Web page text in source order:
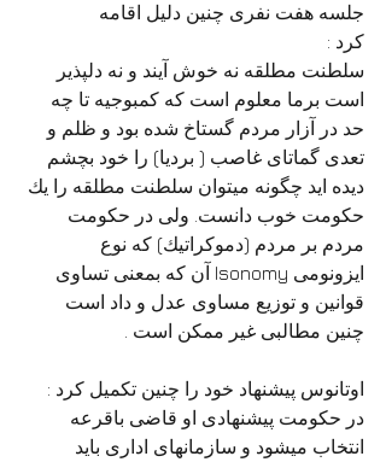
جلسه هفت نفری چنین دلیل اقامه
کرد :
سلطنت مطلقه نه خوش آیند و نه دلپذیر
است برما معلوم است که کمبوجیه تا چه
حد در آزار مردم گستاخ شده بود و ظلم و
تعدی گماتای غاصب ( بردیا) را خود بچشم
دیده اید چگونه میتوان سلطنت مطلقه را يك
حکومت خوب دانست. ولی در حکومت
مردم بر مردم (دموكراتيك) كه نوع
ایزونومی Isonomy آن که بمعنی تساوی
قوانین و توزیع مساوی عدل و داد است
چنین مطالبی غیر ممکن است .
اوتانوس پیشنهاد خود را چنین تکمیل کرد :
در حکومت پیشنهادی او قاضی باقرعه
انتخاب میشود و سازمانهای اداری باید